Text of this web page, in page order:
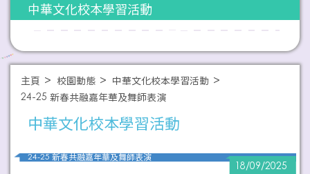
中華文化校本學習活動
主頁 校園動態
中華文化校本學習活動
24-25 新春共融嘉年華及舞師表演
中華文化校本學習活動
24-25 新春共融嘉年華及舞師表演
18/09/2025